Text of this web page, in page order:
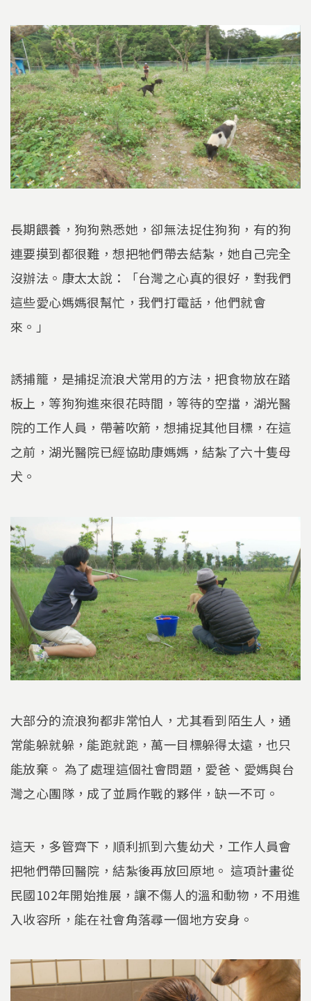
長期餵養，狗狗熟悉她，卻無法捉住狗狗，有的狗
連要摸到都很難，想把牠們帶去結紮，她自己完全
沒辦法。康太太說：「台灣之心真的很好，對我們
這些愛心媽媽很幫忙，我們打電話，他們就會
來。」
誘捕籠，是捕捉流浪犬常用的方法，把食物放在踏
板上，等狗狗進來很花時間，等待的空擋，湖光醫
院的工作人員，帶著吹箭，想捕捉其他目標，在這
之前，湖光醫院已經協助康媽媽，結紮了六十隻母
犬。
大部分的流浪狗都非常怕人，尤其看到陌生人，通
常能躲就躲，能跑就跑，萬一目標躲得太遠，也只
能放棄。 為了處理這個社會問題，愛爸、愛媽與台
灣之心團隊，成了並肩作戰的夥伴，缺一不可。
這天，多管齊下，順利抓到六隻幼犬，工作人員會
把牠們帶回醫院，結紮後再放回原地。 這項計畫從
民國102年開始推展，讓不傷人的溫和動物，不用進
入收容所，能在社會角落尋一個地方安身。